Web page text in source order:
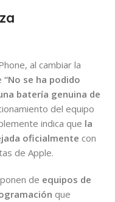
al cambiar la
“No se ha podido
batería genuina de
del equipo
indica que la
oficialmente con
de Apple.
de equipos de
que